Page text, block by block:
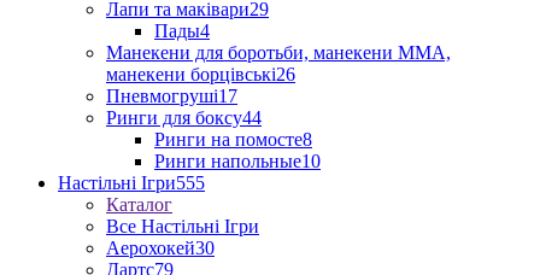
Лапи та маківари29
Пады4
Манекени для боротьби, манекени ММА,
манекени борцівські26
Пневмогруші17
Ринги для боксу44
Ринги на помосте8
Ринги напольные10
Настільні Ігри555
Каталог
Все Настільні Ігри
Аерохокей30
Дартс79